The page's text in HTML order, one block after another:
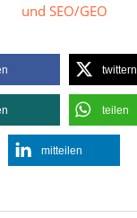
und SEO/GEO
twittern
teilen
mitteilen